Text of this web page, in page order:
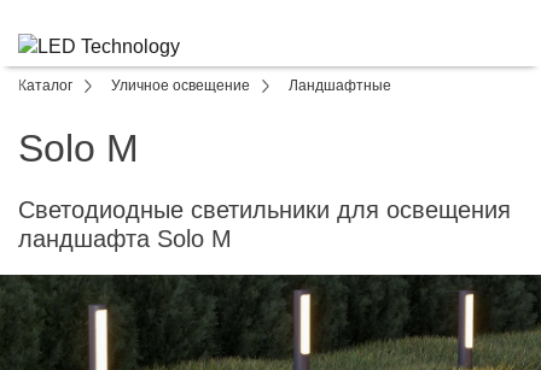
Каталог Уличное освещение Ландшафтные
Solo M
Светодиодные светильники для освещения
ландшафта Solo M